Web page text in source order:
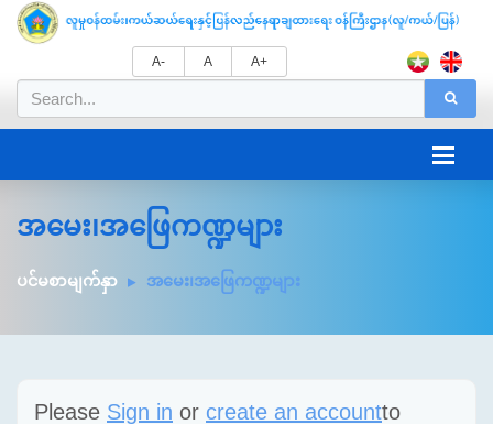
A- A A+
အမေး၊အဖြေကဏ္ဍများ
ပင်မစာမျက်နှာ အမေး၊အဖြေကဏ္ဍများ
Please Sign in or create an accountto